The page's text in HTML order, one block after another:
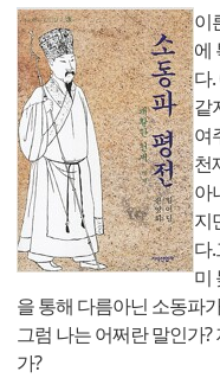
이
에
다
같
여
천
아
지
다
미
을 통해 다름아닌 소동파
그럼 나는 어쩌란 말인가
가?